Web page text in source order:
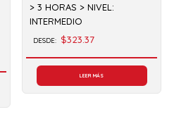
3 HORAS
NIVEL:
INTERMEDIO
DESDE: $323.37
LEER MÁS